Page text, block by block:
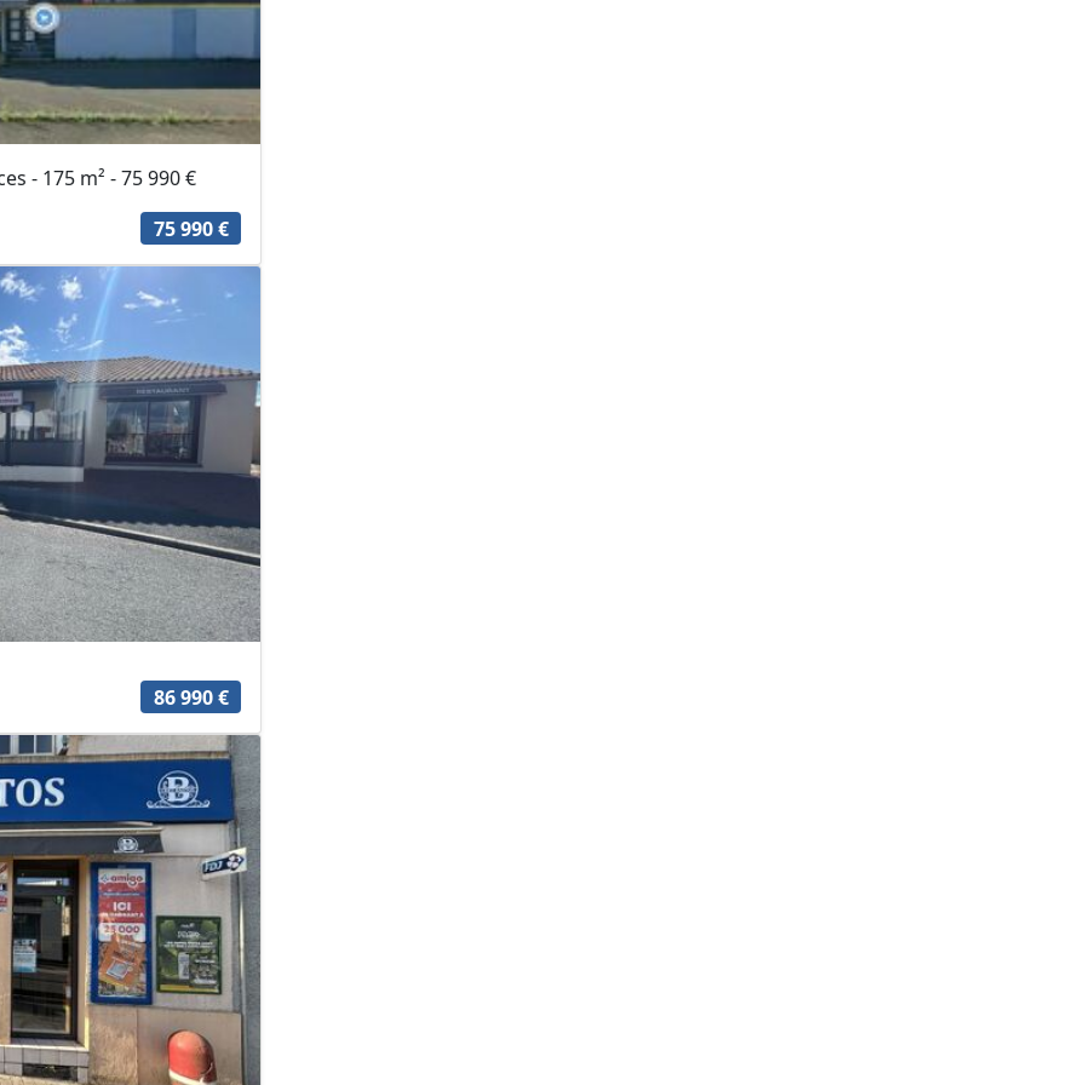
- 175 m² - 75 990 €
75 990 €
86 990 €